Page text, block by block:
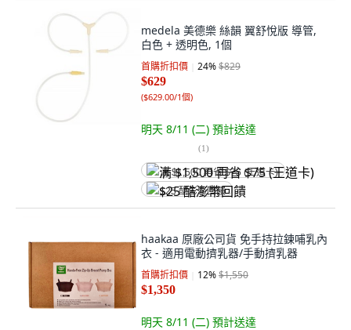
medela 美德樂 絲韻 翼舒悅版 導管,
白色 + 透明色, 1個
首購折扣價 24%$829
$629
($629.00/1個)
明天 8/11 (二) 預計送達
(1)
满 $1,500 再省 $75 (王道卡)
$25 酷澎幣回饋
haakaa 原廠公司貨 免手持拉鍊哺乳內
衣 - 適用電動擠乳器/手動擠乳器
首購折扣價 12%$1,550
$1,350
明天 8/11 (二) 預計送達